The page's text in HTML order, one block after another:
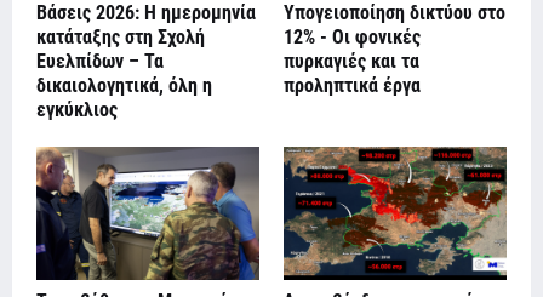
Βάσεις 2026: Η ημερομηνία
κατάταξης στη Σχολή
Ευελπίδων – Τα
δικαιολογητικά, όλη η
εγκύκλιος
Υπογειοποίηση δικτύου στο
12% - Οι φονικές
πυρκαγιές και τα
προληπτικά έργα